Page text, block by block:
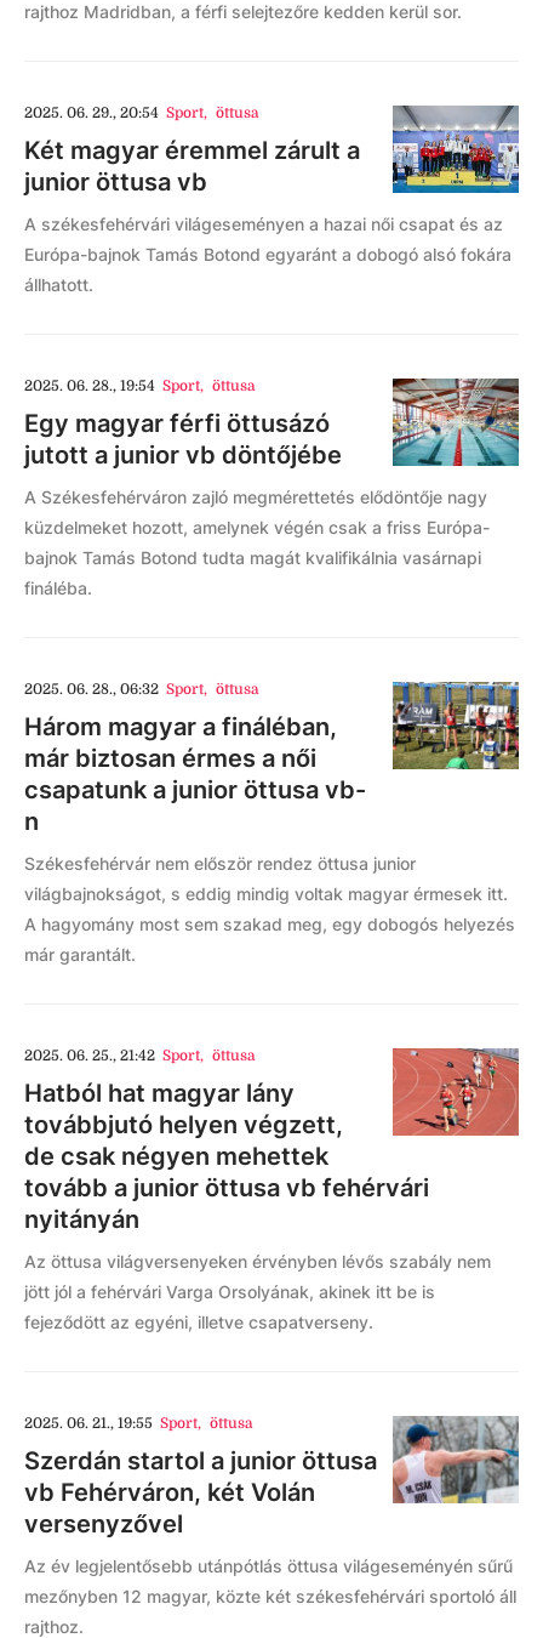
rajthoz Madridban, a férfi selejtezőre kedden kerül sor.
2025. 06. 29., 20:54 Sport, öttusa
Két magyar éremmel zárult a
junior öttusa vb
A székesfehérvári világeseményen a hazai női csapat és az
Európa-bajnok Tamás Botond egyaránt a dobogó alsó fokára
állhatott.
2025. 06. 28., 19:54 Sport, öttusa
Egy magyar férfi öttusázó
jutott a junior vb döntőjébe
A Székesfehérváron zajló megmérettetés elődöntője nagy
küzdelmeket hozott, amelynek végén csak a friss Európa-
bajnok Tamás Botond tudta magát kvalifikálnia vasárnapi
fináléba.
2025. 06. 28., 06:32 Sport, öttusa
Három magyar a fináléban,
már biztosan érmes a női
csapatunk a junior öttusa vb-
n
Székesfehérvár nem először rendez öttusa junior
világbajnokságot, s eddig mindig voltak magyar érmesek itt.
A hagyomány most sem szakad meg, egy dobogós helyezés
már garantált.
2025. 06. 25., 21:42 Sport, öttusa
Hatból hat magyar lány
továbbjutó helyen végzett,
de csak négyen mehettek
tovább a junior öttusa vb fehérvári
nyitányán
Az öttusa világversenyeken érvényben lévős szabály nem
jött jól a fehérvári Varga Orsolyának, akinek itt be is
fejeződött az egyéni, illetve csapatverseny.
2025. 06. 21., 19:55 Sport, öttusa
Szerdán startol a junior öttusa
vb Fehérváron, két Volán
versenyzővel
Az év legjelentősebb utánpótlás öttusa világeseményén sűrű
mezőnyben 12 magyar, közte két székesfehérvári sportoló áll
rajthoz.